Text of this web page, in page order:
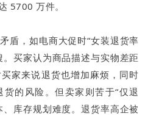
5700 万件。
盾，如电商大促时“女装退货率
买家认为商品描述与实物差距
家来说退货也增加麻烦，同时
的风险。但卖家则苦于“仅退
库存规划难度。退货率高企被